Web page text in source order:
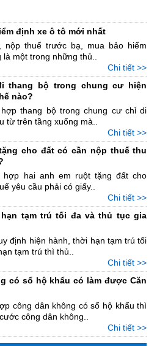
định xe ô tô mới nhất
nộp thuế trước bạ, mua bảo hiểm
một trong những thủ..
Chi tiết >>
thang bộ trong chung cư hiện
nào?
thang bộ trong chung cư chỉ di
từ trên tầng xuống mà..
Chi tiết >>
cho đất có cần nộp thuế thu
hai anh em ruột tặng đất cho
yêu cầu phải có giấy..
Chi tiết >>
tạm trú tối đa và thủ tục gia
định hiện hành, thời hạn tạm trú tối
tạm trú thì thủ..
Chi tiết >>
có sổ hộ khẩu có làm được Căn
công dân không có sổ hộ khẩu thì
công dân không..
Chi tiết >>